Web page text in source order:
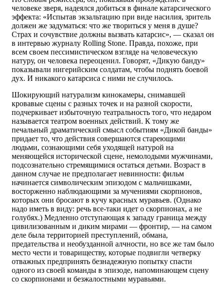
человеке зверя, надеялся добиться в финале катарсического
эффекта: «Испытав экзальтацию при виде насилия, зритель
должен же задуматься: что же твориться у меня в душе?
Страх и сочувствие должны вызвать катарсис», — сказал он
в интервью журналу Rolling Stone. Правда, похоже, при
всем своем пессимистическом взгляде на человеческую
натуру, он человека переоценил. Говорят, «Дикую банду»
показывали нигерийским солдатам, чтобы поднять боевой
дух. И никакого катарсиса с ними не случилось.
Шокирующий натурализм кинокамеры, снимавшей
кровавые сцены с разных точек и на разной скорости,
подчеркивает избыточную театральность того, что недаром
называется театром военных действий. К тому же
печальный драматический смысл событиям «Дикой банды»
придает то, что действия совершаются стареющими
людьми, сознающими себя уходящей натурой на
меняющейся исторической сцене, немолодыми мужчинами,
подсознательно стремящимися остаться детьми. Возраст в
данном случае не предполагает невинности: фильм
начинается символическим эпизодом с мальчишками,
восторженно наблюдающими за мучениями скорпионов,
которых они бросают в кучу красных муравьев. (Однако
надо иметь в виду: речь все-таки идет о скорпионах, а не
голубях.) Медленно отступающая к западу граница между
цивилизованным и диким мирами — фронтир, — на самом
деле была территорией преступлений, обмана,
предательства и необузданной алчности, но все же там было
место чести и товариществу, которые подвигли четверку
отважных предпринять безнадежную попытку спасти
одного из своей команды в эпизоде, напоминающем сцену
со скорпионами и безжалостными муравьями.